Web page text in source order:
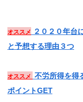
オススメ
２０２０年台
と予想する理由３つ
オススメ
不労所得を得
ポイントGET